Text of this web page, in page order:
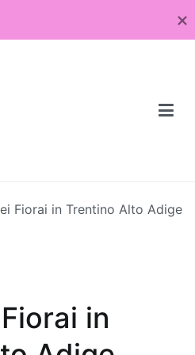
Fiorai in Trentino Alto Adige
in
regalare
per